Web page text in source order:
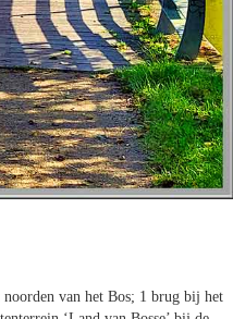
van het Bos; 1 brug bij het